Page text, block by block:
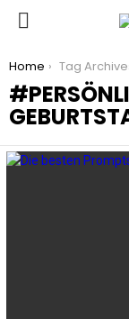
You are here:
Home Tag Archives: Persönliche